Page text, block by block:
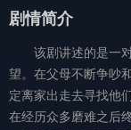
剧情简介
该剧讲述的是一
望。在父母不断争吵
定离家出走去寻找他
在经历众多磨难之